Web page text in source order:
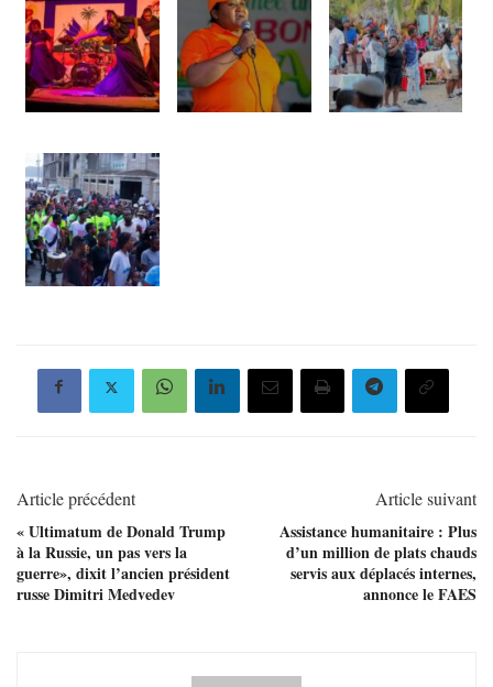
Article précédent
« Ultimatum de Donald Trump
à la Russie, un pas vers la
guerre», dixit l’ancien président
russe Dimitri Medvedev
Article suivant
Assistance humanitaire : Plus
d’un million de plats chauds
servis aux déplacés internes,
annonce le FAES